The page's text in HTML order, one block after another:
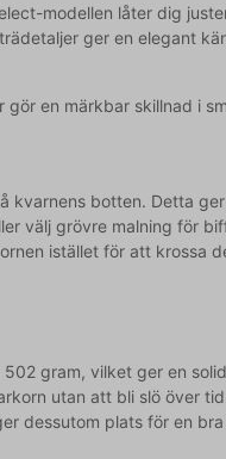
modellen låter dig
ger en elegant
en märkbar skillnad i
kvarnens botten. Detta
välj grövre malning för
istället för att krossa
gram, vilket ger en
utan att bli slö över
dessutom plats för en